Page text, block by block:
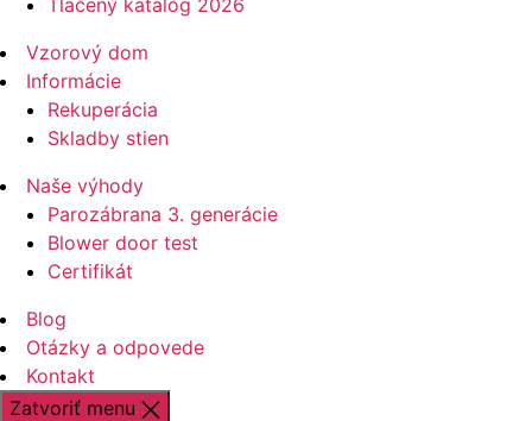
Tlačený katalóg 2026
Vzorový dom
Informácie
Rekuperácia
Skladby stien
Naše výhody
Parozábrana 3. generácie
Blower door test
Certifikát
Blog
Otázky a odpovede
Kontakt
Zatvoriť menu